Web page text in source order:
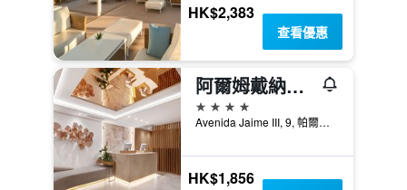
HK$2,383
查看優惠
阿爾姆戴納酒店
4星級
Avenida Jaime III, 9, 帕爾馬, 馬略卡島, 西班牙
HK$1,856